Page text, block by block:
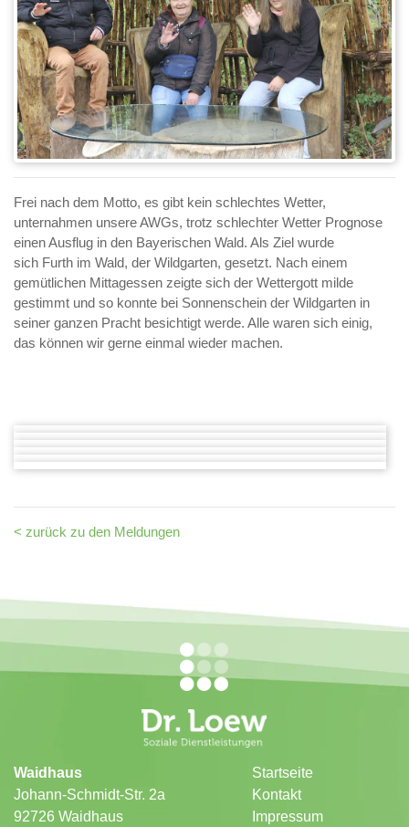
Frei nach dem Motto, es gibt kein schlechtes Wetter,
unternahmen unsere AWGs, trotz schlechter Wetter Prognose
einen Ausflug in den Bayerischen Wald. Als Ziel wurde
sich Furth im Wald, der Wildgarten, gesetzt. Nach einem
gemütlichen Mittagessen zeigte sich der Wettergott milde
gestimmt und so konnte bei Sonnenschein der Wildgarten in
seiner ganzen Pracht besichtigt werde. Alle waren sich einig,
das können wir gerne einmal wieder machen.
< zurück zu den Meldungen
Waidhaus
Johann-Schmidt-Str. 2a
92726 Waidhaus
Startseite
Kontakt
Impressum